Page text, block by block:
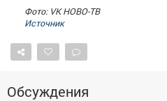
Товары
ТВ программа
Фото: VK НОВО-ТВ
Источник
Обсуждения